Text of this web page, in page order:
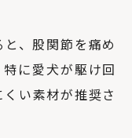
、股関節を痛め
に愛犬が駆け回
い素材が推奨さ